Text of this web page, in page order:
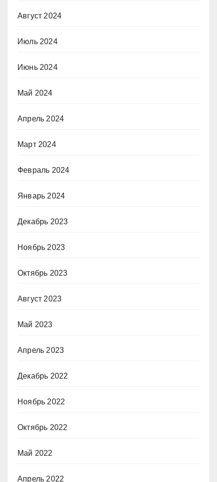
Август 2024
Июль 2024
Июнь 2024
Май 2024
Апрель 2024
Март 2024
Февраль 2024
Январь 2024
Декабрь 2023
Ноябрь 2023
Октябрь 2023
Август 2023
Май 2023
Апрель 2023
Декабрь 2022
Ноябрь 2022
Октябрь 2022
Май 2022
Апрель 2022